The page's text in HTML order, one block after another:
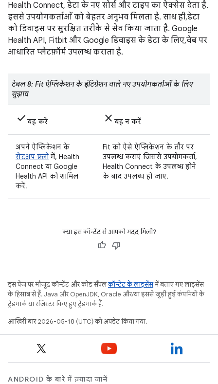
Health Connect, डेटा के नए सोर्स और टाइप का ऐक्सेस देता है.
इससे उपयोगकर्ताओं को बेहतर अनुभव मिलता है. साथ ही, डेटा
को डिवाइस पर सुरक्षित तरीके से सेव किया जाता है. Google
Health API, Fitbit और Google डिवाइस के डेटा के लिए, वेब पर
आधारित प्लैटफ़ॉर्म उपलब्ध कराता है.
टेबल 8: Fit ऐप्लिकेशन के इंटिग्रेशन वाले नए उपयोगकर्ताओं के लिए
सुझाव
check यह करें close यह न करें
अपने ऐप्लिकेशन के
सेटअप फ़्लो में, Health
Connect या Google
Health API को शामिल
करें.
Fit को ऐसे ऐप्लिकेशन के तौर पर
उपलब्ध कराएं जिससे उपयोगकर्ता,
Health Connect के उपलब्ध होने
के बाद उपलब्ध हो जाए.
क्या इस कॉन्टेंट से आपको मदद मिली?
इस पेज पर मौजूद कॉन्टेंट और कोड सैंपलकॉन्टेंट के लाइसेंसमें बताए गए लाइसेंस
के हिसाब से हैं. Java और OpenJDK, Oracle और/या इससे जुड़ी हुई कंपनियों के
ट्रेडमार्क या रजिस्टर किए हुए ट्रेडमार्क हैं.
आखिरी बार 2026-05-18 (UTC) को अपडेट किया गया.
ANDROID के बारे में ज़्यादा जानें